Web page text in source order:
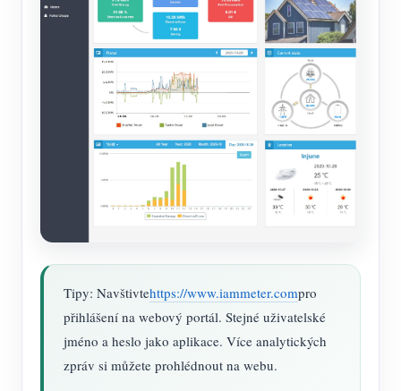
Tipy: Navštivtehttps://www.iammeter.compro
přihlášení na webový portál. Stejné uživatelské
jméno a heslo jako aplikace. Více analytických
zpráv si můžete prohlédnout na webu.